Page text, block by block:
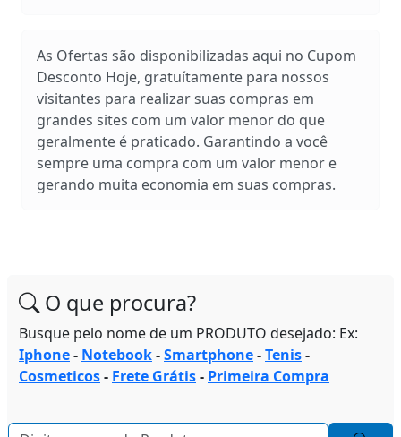
As Ofertas são disponibilizadas aqui no Cupom
Desconto Hoje, gratuítamente para nossos
visitantes para realizar suas compras em
grandes sites com um valor menor do que
geralmente é praticado. Garantindo a você
sempre uma compra com um valor menor e
gerando muita economia em suas compras.
O que procura?
Busque pelo nome de um PRODUTO desejado: Ex:
Iphone- Notebook-Smartphone-Tenis-
Cosmeticos- Frete Grátis- Primeira Compra